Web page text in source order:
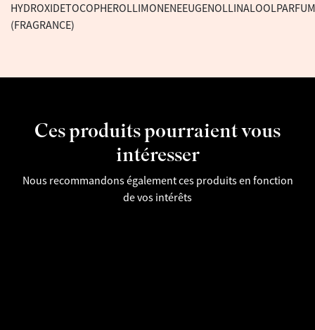
HYDROXIDETOCOPHEROLLIMONENEEUGENOLLINALOOLPARFUM
(FRAGRANCE)
Ces produits pourraient vous
intéresser
Nous recommandons également ces produits en fonction
de vos intérêts